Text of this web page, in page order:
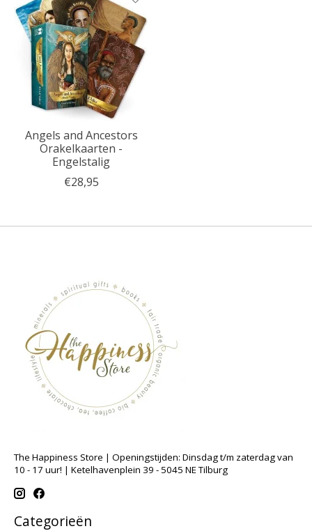
Angels and Ancestors
Orakelkaarten -
Engelstalig
€28,95
The Happiness Store | Openingstijden: Dinsdag t/m zaterdag van
10 - 17 uur! | Ketelhavenplein 39 - 5045 NE Tilburg
Categorieën